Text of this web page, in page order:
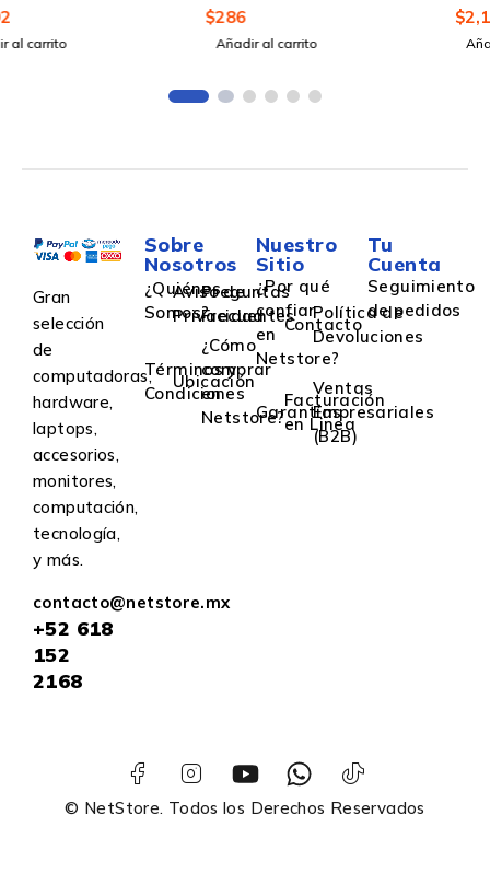
Añadir al carrito Añadir al carrito
Gran
selección
de
computadoras,
hardware,
laptops,
accesorios,
monitores,
computación,
tecnología,
y más.
contacto@netstore.mx
+52 618
152
2168
Sobre
Nosotros
¿Quiénes
Somos?
Aviso de
Privacidad
Preguntas
Frecuentes
Términos y
Condiciones
Ubicación
¿Cómo
comprar
en
Netstore?
Nuestro
Sitio
¿Por qué
confiar
en
Netstore?
Contacto
Política de
Devoluciones
Garantías
Facturación
en Linea
Ventas
Empresariales
(B2B)
Tu
Cuenta
Seguimiento
de pedidos
© NetStore. Todos los Derechos Reservados